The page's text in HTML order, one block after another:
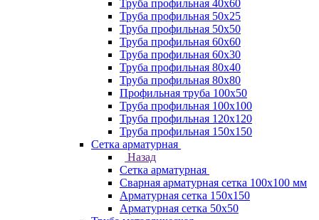
Труба профильная 40х60
Труба профильная 50х25
Труба профильная 50х50
Труба профильная 60x60
Труба профильная 60х30
Труба профильная 80х40
Труба профильная 80х80
Профильная труба 100х50
Труба профильная 100х100
Труба профильная 120х120
Труба профильная 150х150
Сетка арматурная
Назад
Сетка арматурная
Сварная арматурная сетка 100х100 мм
Арматурная сетка 150х150
Арматурная сетка 50х50